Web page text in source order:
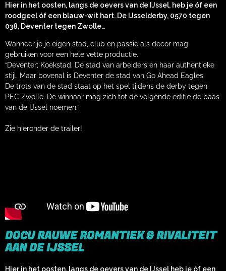
Hier in het oosten, langs de oevers van de IJssel, heb je óf een
roodgeel óf een blauw-wit hart. De IJsselderby, 0570 tegen
038, Deventer tegen Zwolle…
Wanneer je je eigen stad, club en passie als decor mag
gebruiken voor een hele vette productie.
“Deventer; Koekstad. De stad van arbeiders en haar authentieke
stijl. Maar bovenal is Deventer de stad van Go Ahead Eagles.
De trots van de stad staat op het spel tijdens de derby tegen
PEC Zwolle. De winnaar mag zich tot de volgende editie de baas
van de IJssel noemen.”
Zie hieronder de trailer!
DOCU RAUWE ROMANTIEK & RIVALITEIT
AAN DE IJSSEL​
Hier in het oosten, langs de oevers van de IJssel heb je óf een